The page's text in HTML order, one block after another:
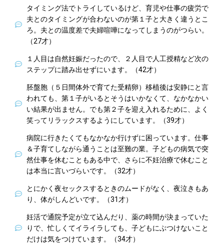
タイミング法でトライしているけど、育児や仕事の疲労で
夫とのタイミングが合わないのが第１子と大きく違うとこ
ろ。夫との温度差で夫婦喧嘩になってしまうのがつらい。
（27才）
１人目は自然妊娠だったので、２人目で人工授精など次の
ステップに踏み出せずにいます。（42才）
胚盤胞（５日間体外で育てた受精卵）移植後は安静にと言
われても、第１子がいるとそうはいかなくて、なかなかい
い結果が出ません。でも第２子を迎え入れるために、よく
笑ってリラックスするようにしています。（39才）
病院に行きたくてもなかなか行けずに困っています。仕事
＆子育てしながら通うことは至難の業。子どもの病気で突
然仕事を休むこともある中で、さらに不妊治療で休むこと
は本当に言いづらいです。（32才）
とにかく夜セックスするときのムードがなく、夜泣きもあ
り、体がしんどいです。（31才）
妊活で通院予定が立て込んだり、薬の時間が決まっていた
りで、忙しくてイライラしても、子どもにぶつけないこと
だけは気をつけています。（34才）